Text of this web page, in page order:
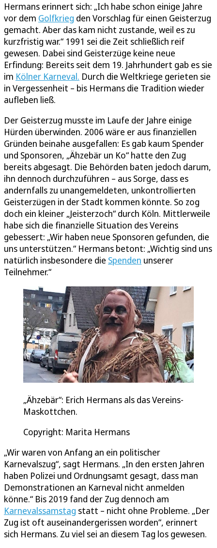
Hermans erinnert sich: „Ich habe schon einige Jahre
vor dem Golfkrieg den Vorschlag für einen Geisterzug
gemacht. Aber das kam nicht zustande, weil es zu
kurzfristig war.“ 1991 sei die Zeit schließlich reif
gewesen. Dabei sind Geisterzüge keine neue
Erfindung: Bereits seit dem 19. Jahrhundert gab es sie
im Kölner Karneval. Durch die Weltkriege gerieten sie
in Vergessenheit – bis Hermans die Tradition wieder
aufleben ließ.
Der Geisterzug musste im Laufe der Jahre einige
Hürden überwinden. 2006 wäre er aus finanziellen
Gründen beinahe ausgefallen: Es gab kaum Spender
und Sponsoren, „Ähzebär un Ko“ hatte den Zug
bereits abgesagt. Die Behörden baten jedoch darum,
ihn dennoch durchzuführen – aus Sorge, dass es
andernfalls zu unangemeldeten, unkontrollierten
Geisterzügen in der Stadt kommen könnte. So zog
doch ein kleiner „Jeisterzoch“ durch Köln. Mittlerweile
habe sich die finanzielle Situation des Vereins
gebessert: „Wir haben neue Sponsoren gefunden, die
uns unterstützen.“ Hermans betont: „Wichtig sind uns
natürlich insbesondere die Spenden unserer
Teilnehmer.“
„Ähzebär“: Erich Hermans als das Vereins-
Maskottchen.
Copyright: Marita Hermans
„Wir waren von Anfang an ein politischer
Karnevalszug“, sagt Hermans. „In den ersten Jahren
haben Polizei und Ordnungsamt gesagt, dass man
Demonstrationen an Karneval nicht anmelden
könne.“ Bis 2019 fand der Zug dennoch am
Karnevalssamstag statt – nicht ohne Probleme. „Der
Zug ist oft auseinandergerissen worden“, erinnert
sich Hermans. Zu viel sei an diesem Tag los gewesen.